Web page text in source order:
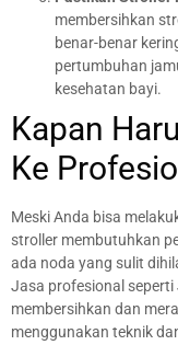
membersihkan
benar-benar
pertumbuhan
kesehatan bayi.
Kapan
Ke
Meski Anda bisa
stroller membutuhkan
ada noda yang sulit
Jasa profesional seperti
membersihkan dan
menggunakan teknik